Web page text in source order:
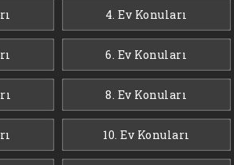
4. Ev Konuları
6. Ev Konuları
8. Ev Konuları
10. Ev Konuları